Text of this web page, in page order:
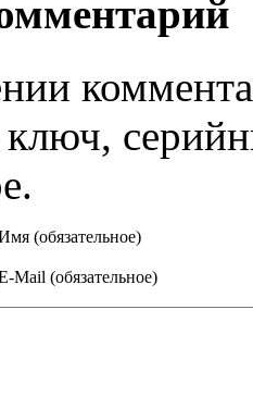
ключ,
(обязательное)
Mail (обязательное)